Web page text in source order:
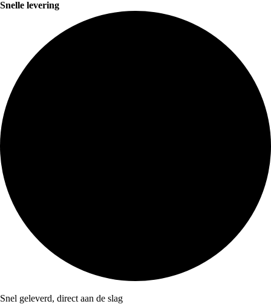
Snelle levering
Snel geleverd, direct aan de slag